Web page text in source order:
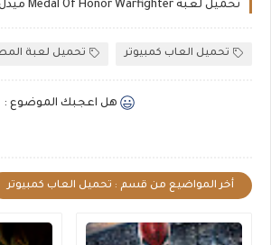
تحميل العاب كمبيوتر تحميل لعبة
هل اعجبك الموضوع :
أخر المواضيع من قسم : تحميل العاب كمبيوتر